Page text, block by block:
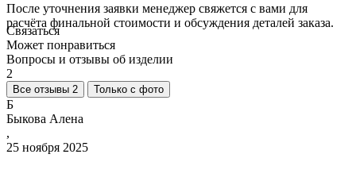
После уточнения заявки менеджер свяжется с вами для
расчёта финальной стоимости и обсуждения деталей заказа.
Связаться
Может понравиться
Вопросы и отзывы об изделии
2
Все отзывы 2 Только с фото
Б
Быкова Алена
,
25 ноября 2025